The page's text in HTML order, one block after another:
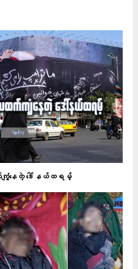
နေတဲ့ ဒေါ်နယ်ထရမ့်